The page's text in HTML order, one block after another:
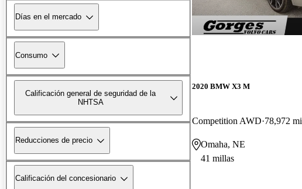
Días en el mercado
Consumo
Calificación general de seguridad de la
NHTSA
Reducciones de precio
Calificación del concesionario
2020 BMW X3 M
Competition AWD 78,972
Omaha, NE
41 millas